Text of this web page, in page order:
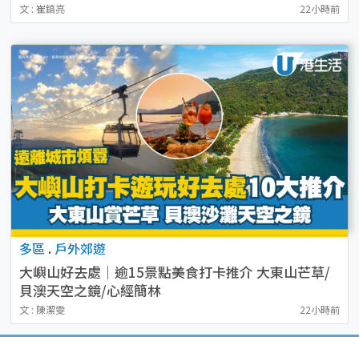
文 : 崔鎬亮 22小時前
多區 . 戶外郊遊
大嶼山好去處｜逾15景點美食打卡推介 大東山芒草/
貝澳天空之鏡/心經簡林
文 : 陳潔雯 22小時前